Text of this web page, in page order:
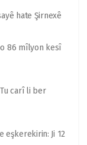
hate Şirnexê
86 mîlyon kesî
carî li ber
eşkerekirin: Ji 12